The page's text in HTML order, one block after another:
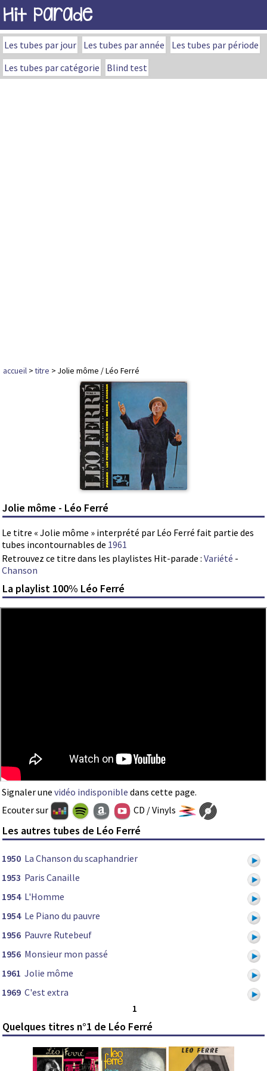
Hit Parade
Les tubes par jour Les tubes par année
Les tubes par période
Les tubes par catégorie
Blind test
accueil >titre > Jolie môme / Léo Ferré
Jolie môme - Léo Ferré
Le titre « Jolie môme » interprété par Léo Ferré fait partie des
tubes incontournables de 1961
Retrouvez ce titre dans les playlistes Hit-parade : Variété -
Chanson
La playlist 100% Léo Ferré
Signaler une vidéo indisponible dans cette page.
Ecouter sur
CD / Vinyls
Les autres tubes de Léo Ferré
1950 La Chanson du scaphandrier
1953 Paris Canaille
1954 L'Homme
1954 Le Piano du pauvre
1956 Pauvre Rutebeuf
1956 Monsieur mon passé
1961 Jolie môme
1969 C'est extra
1
Quelques titres n°1 de Léo Ferré